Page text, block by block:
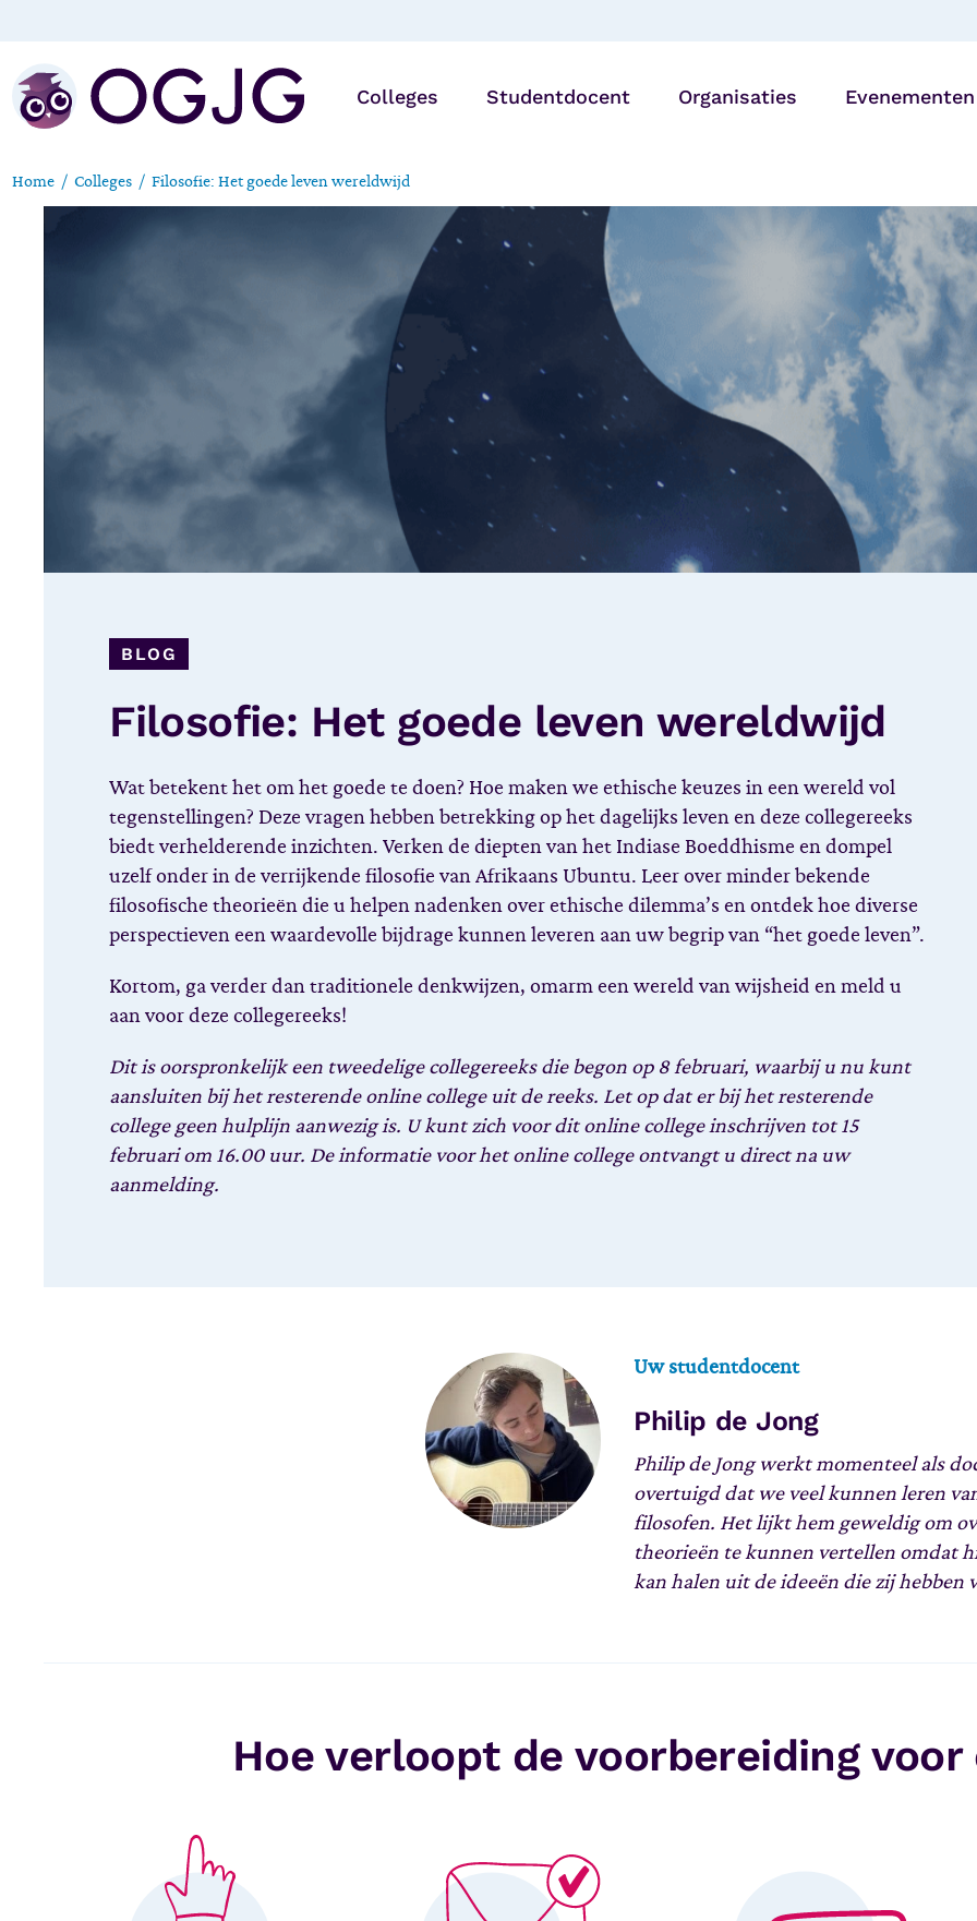
Colleges
Op locatie
Studentdocent Organisaties
Onderwijsinstellingen
welzijnsorganisaties
Evenementen
Utrecht
Home Colleges Filosofie: Het goede leven wereldwijd
BLOG
Filosofie: Het goede leven wereldwijd
Wat betekent het om het goede te doen? Hoe maken we ethische keuzes in een wereld vol
tegenstellingen? Deze vragen hebben betrekking op het dagelijks leven en deze collegereeks
biedt verhelderende inzichten. Verken de diepten van het Indiase Boeddhisme en dompel
uzelf onder in de verrijkende filosofie van Afrikaans Ubuntu. Leer over minder bekende
filosofische theorieën die u helpen nadenken over ethische dilemma’s en ontdek hoe diverse
perspectieven een waardevolle bijdrage kunnen leveren aan uw begrip van “het goede leven”.
Kortom, ga verder dan traditionele denkwijzen, omarm een wereld van wijsheid en meld u
aan voor deze collegereeks!
Dit is oorspronkelijk een tweedelige collegereeks die begon op 8 februari, waarbij u nu kunt
aansluiten bij het resterende online college uit de reeks. Let op dat er bij het resterende
college geen hulplijn aanwezig is. U kunt zich voor dit online college inschrijven tot 15
februari om 16.00 uur. De informatie voor het online college ontvangt u direct na uw
aanmelding.
Uw studentdocent
Philip de Jong
Philip de Jong werkt momenteel als
overtuigd dat we veel kunnen leren
filosofen. Het lijkt hem geweldig om
theorieën te kunnen vertellen omdat
kan halen uit de ideeën die zij hebben
Hoe verloopt de voorbereiding voor